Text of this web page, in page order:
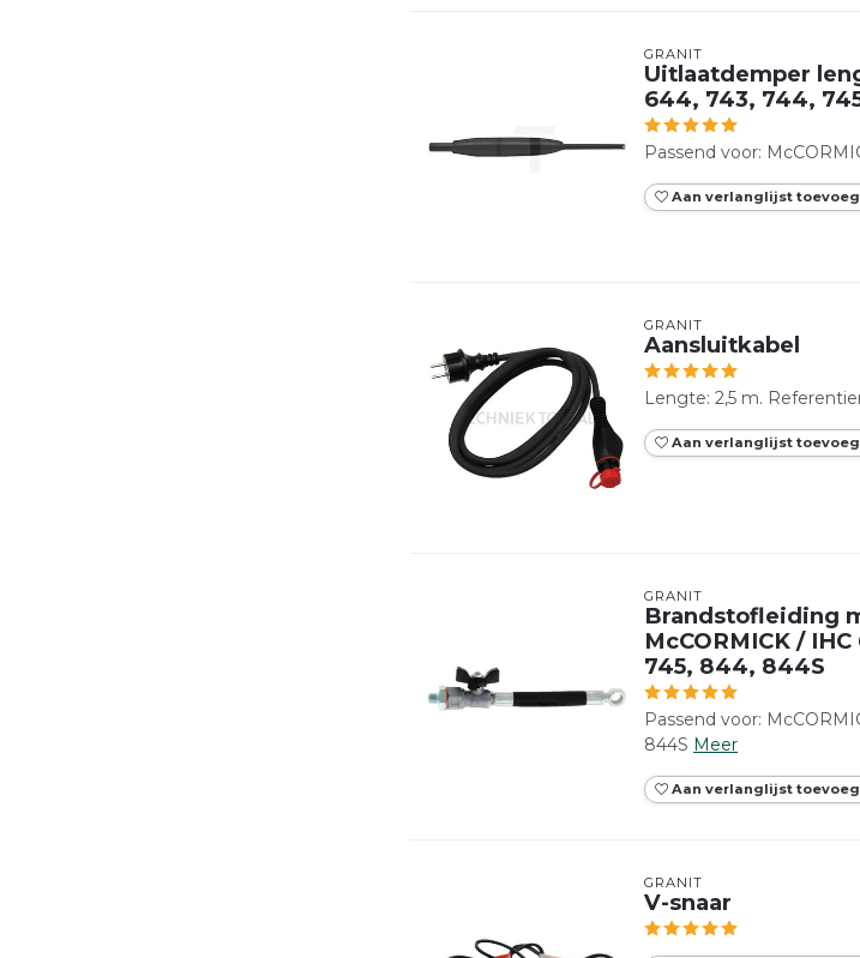
GRANIT
Uitlaatdemper
644, 743, 744,
Passend voor:
Aan verlanglijst
GRANIT
Aansluitkabel
Lengte: 2,5 m.
Aan verlanglijst
GRANIT
Brandstofleiding
McCORMICK /
745, 844, 844S
Passend voor:
844S Meer
Aan verlanglijst
GRANIT
V-snaar